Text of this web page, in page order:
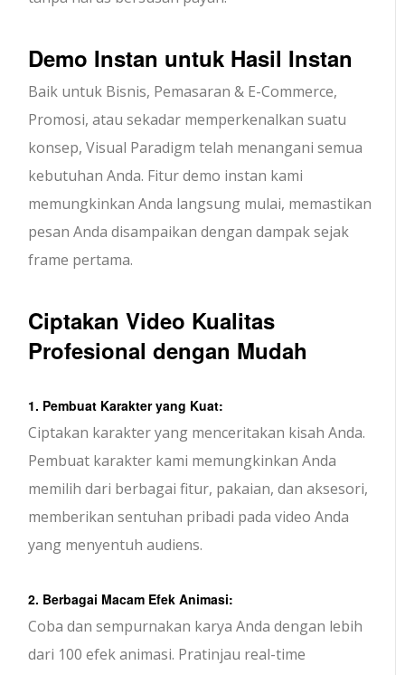
Demo Instan untuk Hasil Instan
Baik untuk Bisnis, Pemasaran & E-Commerce,
Promosi, atau sekadar memperkenalkan suatu
konsep, Visual Paradigm telah menangani semua
kebutuhan Anda. Fitur demo instan kami
memungkinkan Anda langsung mulai, memastikan
pesan Anda disampaikan dengan dampak sejak
frame pertama.
Ciptakan Video Kualitas
Profesional dengan Mudah
1. Pembuat Karakter yang Kuat:
Ciptakan karakter yang menceritakan kisah Anda.
Pembuat karakter kami memungkinkan Anda
memilih dari berbagai fitur, pakaian, dan aksesori,
memberikan sentuhan pribadi pada video Anda
yang menyentuh audiens.
2. Berbagai Macam Efek Animasi:
Coba dan sempurnakan karya Anda dengan lebih
dari 100 efek animasi. Pratinjau real-time